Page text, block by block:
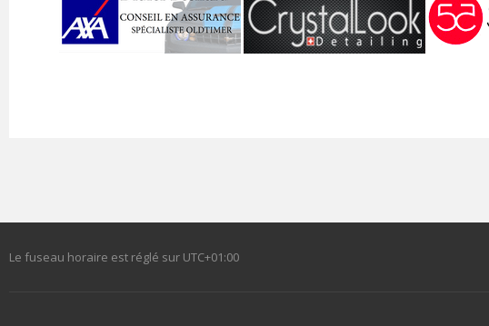
Le fuseau horaire est réglé sur UTC+01:00